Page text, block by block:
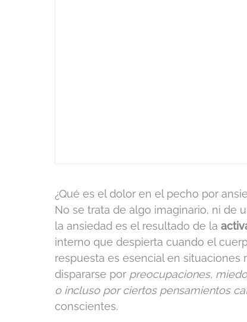
¿Qué es el dolor en el pecho por
No se trata de algo imaginario, ni de
la ansiedad es el resultado de la
interno que despierta cuando el
respuesta es esencial en
dispararse por preocupaciones,
o incluso por ciertos pensamientos
conscientes.